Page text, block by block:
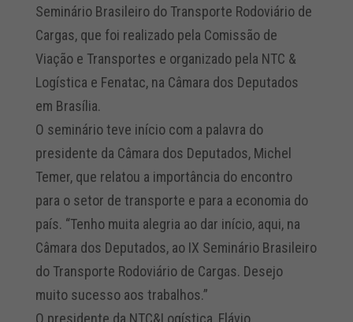
Seminário Brasileiro do Transporte Rodoviário de
Cargas, que foi realizado pela Comissão de
Viação e Transportes e organizado pela NTC &
Logística e Fenatac, na Câmara dos Deputados
em Brasília.
O seminário teve início com a palavra do
presidente da Câmara dos Deputados, Michel
Temer, que relatou a importância do encontro
para o setor de transporte e para a economia do
país. “Tenho muita alegria ao dar início, aqui, na
Câmara dos Deputados, ao IX Seminário Brasileiro
do Transporte Rodoviário de Cargas. Desejo
muito sucesso aos trabalhos.”